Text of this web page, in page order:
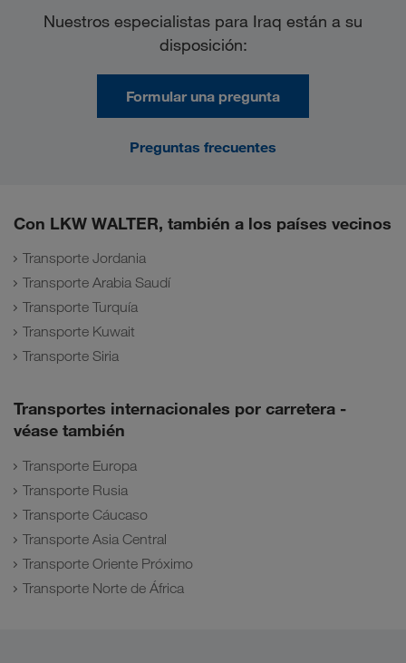
Nuestros especialistas para Iraq están a su
disposición:
Formular una pregunta
Preguntas frecuentes
Con LKW WALTER, también a los países vecinos
Transporte Jordania
Transporte Arabia Saudí
Transporte Turquía
Transporte Kuwait
Transporte Siria
Transportes internacionales por carretera -
véase también
Transporte Europa
Transporte Rusia
Transporte Cáucaso
Transporte Asia Central
Transporte Oriente Próximo
Transporte Norte de África